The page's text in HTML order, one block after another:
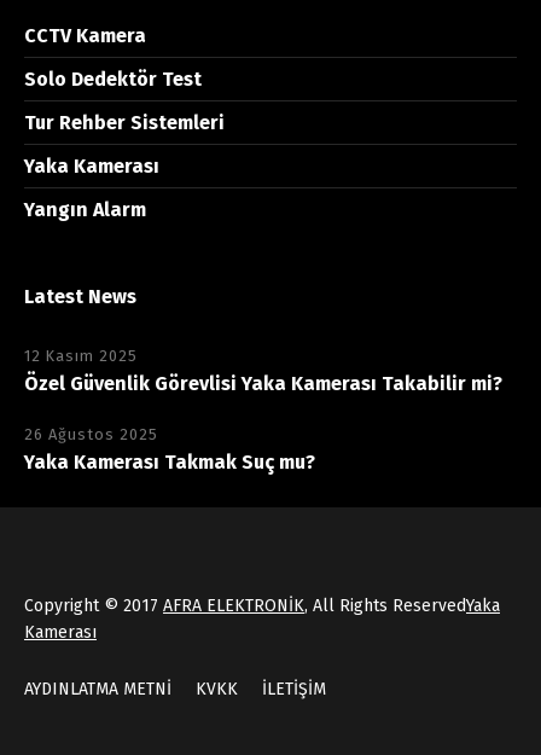
CCTV Kamera
Solo Dedektör Test
Tur Rehber Sistemleri
Yaka Kamerası
Yangın Alarm
Latest News
12 Kasım 2025
Özel Güvenlik Görevlisi Yaka Kamerası Takabilir mi?
26 Ağustos 2025
Yaka Kamerası Takmak Suç mu?
Copyright © 2017 AFRA ELEKTRONİK, All Rights ReservedYaka
Kamerası
AYDINLATMA METNİ KVKK İLETİŞİM